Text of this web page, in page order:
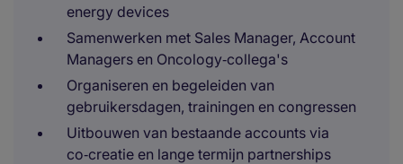
energy devices
Samenwerken met Sales Manager, Account
Managers en Oncology‑collega's
Organiseren en begeleiden van
gebruikersdagen, trainingen en congressen
Uitbouwen van bestaande accounts via
co‑creatie en lange termijn partnerships